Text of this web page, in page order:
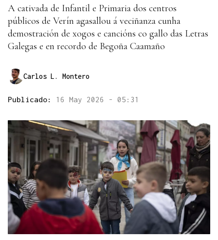
A cativada de Infantil e Primaria dos centros
públicos de Verín agasallou á veciñanza cunha
demostración de xogos e cancións co gallo das Letras
Galegas e en recordo de Begoña Caamaño
Carlos L. Montero
Publicado: 16 May 2026 - 05:31